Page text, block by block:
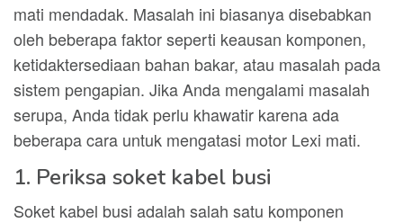
mati mendadak. Masalah ini biasanya disebabkan
oleh beberapa faktor seperti keausan komponen,
ketidaktersediaan bahan bakar, atau masalah pada
sistem pengapian. Jika Anda mengalami masalah
serupa, Anda tidak perlu khawatir karena ada
beberapa cara untuk mengatasi motor Lexi mati.
1. Periksa soket kabel busi
Soket kabel busi adalah salah satu komponen